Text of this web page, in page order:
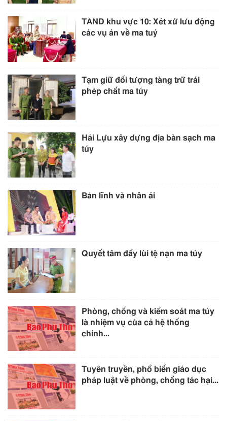
TAND khu vực 10: Xét xử lưu động
các vụ án về ma tuý
Tạm giữ đối tượng tàng trữ trái
phép chất ma túy
Hải Lựu xây dựng địa bàn sạch ma
túy
Bản lĩnh và nhân ái
Quyết tâm đẩy lùi tệ nạn ma túy
Phòng, chống và kiểm soát ma túy
là nhiệm vụ của cả hệ thống
chính...
Tuyên truyền, phổ biến giáo dục
pháp luật về phòng, chống tác hại...